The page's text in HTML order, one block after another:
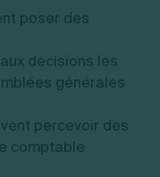
poser des
décisions les
générales
percevoir des
comptable